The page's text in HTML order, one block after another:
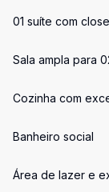
01 suíte com
Sala ampla para
Cozinha com
Banheiro social
Área de lazer e